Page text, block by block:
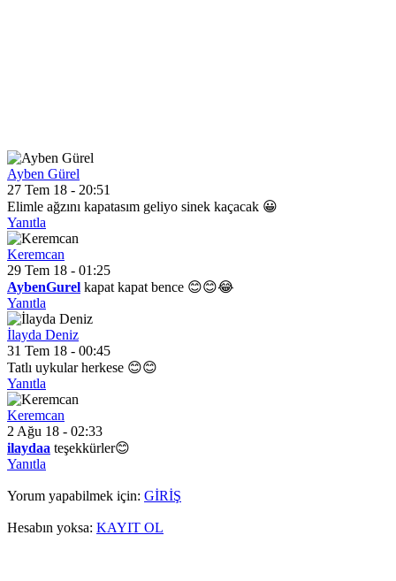
Ayben Gürel
27 Tem 18 - 20:51
Elimle ağzını kapatasım geliyo sinek kaçacak 😀
Yanıtla
Keremcan
29 Tem 18 - 01:25
AybenGurel kapat kapat bence 😊😊😂
Yanıtla
İlayda Deniz
31 Tem 18 - 00:45
Tatlı uykular herkese 😊😊
Yanıtla
Keremcan
2 Ağu 18 - 02:33
ilaydaa teşekkürler😊
Yanıtla
Yorum yapabilmek için: GİRİŞ
Hesabın yoksa: KAYIT OL